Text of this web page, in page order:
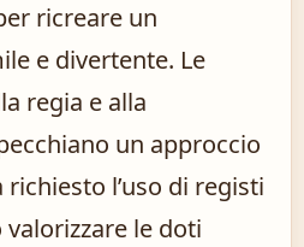
ricreare un
e divertente. Le
regia e alla
un approccio
l’uso di registi
le doti